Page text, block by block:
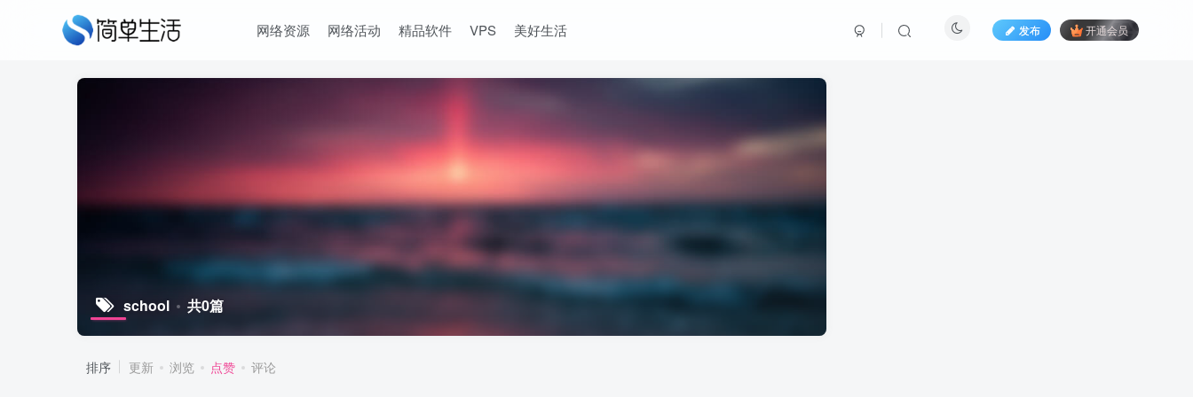
网络资源 网络活动 精品软件 VPS 美好生活 发布 开通会员
school 共0篇
排序 更新 浏览 点赞 评论